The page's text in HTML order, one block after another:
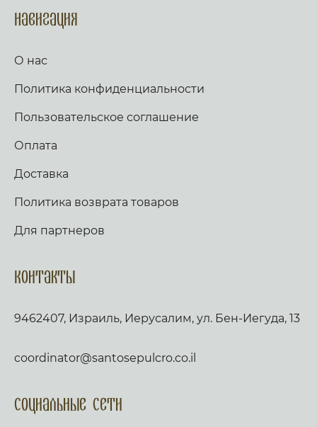
Навигация
О нас
Политика конфиденциальности
Пользовательское соглашение
Оплата
Доставка
Политика возврата товаров
Для партнеров
Контакты
9462407, Израиль, Иерусалим, ул. Бен-Иегуда, 13
coordinator@santosepulcro.co.il
Социальные сети